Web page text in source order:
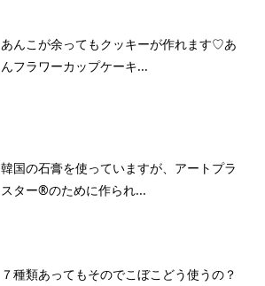
あんこが余ってもクッキーが作れます♡あ
んフラワーカップケーキ...
韓国の石膏を使っていますが、アートプラ
スター®のために作られ...
７種類あってもそのでこぼこどう使うの？